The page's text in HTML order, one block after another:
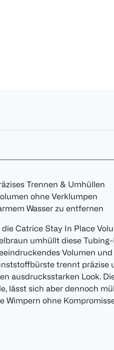
Trennen & Umhüllen
ohne Verklumpen
Wasser zu entfernen
Catrice Stay In Place
umhüllt diese
Volumen und
trennt präzise
ausdrucksstarken Look.
lässt sich aber dennoch
Wimpern ohne